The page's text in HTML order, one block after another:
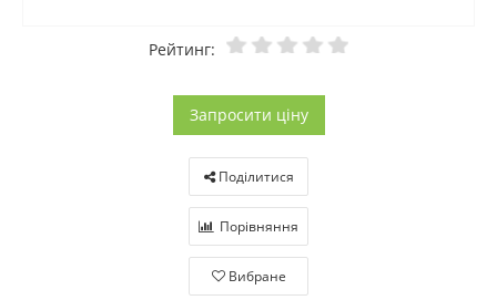
Рейтинг:
Запросити ціну
Поділитися
Порівняння
Вибране